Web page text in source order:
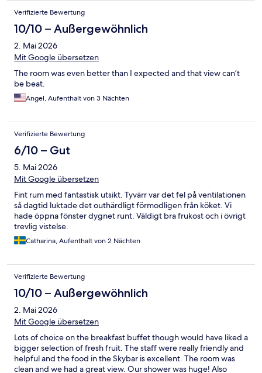
Verifizierte Bewertung
10/10 – Außergewöhnlich
2. Mai 2026
Mit Google übersetzen
The room was even better than I expected and that view can’t
be beat.
Angel, Aufenthalt von 3 Nächten
Verifizierte Bewertung
6/10 – Gut
5. Mai 2026
Mit Google übersetzen
Fint rum med fantastisk utsikt. Tyvärr var det fel på ventilationen
så dagtid luktade det outhärdligt förmodligen från köket. Vi
hade öppna fönster dygnet runt. Väldigt bra frukost och i övrigt
trevlig vistelse.
Catharina, Aufenthalt von 2 Nächten
Verifizierte Bewertung
10/10 – Außergewöhnlich
2. Mai 2026
Mit Google übersetzen
Lots of choice on the breakfast buffet though would have liked a
bigger selection of fresh fruit. The staff were really friendly and
helpful and the food in the Skybar is excellent. The room was
clean and we had a great view. Our shower was huge! Also